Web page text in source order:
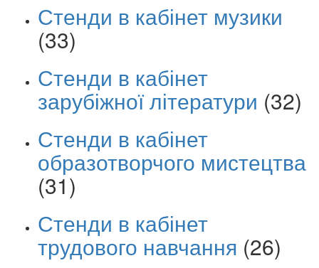
Стенди в кабінет музики
(33)
Стенди в кабінет
зарубіжної літератури (32)
Стенди в кабінет
образотворчого мистецтва
(31)
Стенди в кабінет
трудового навчання (26)